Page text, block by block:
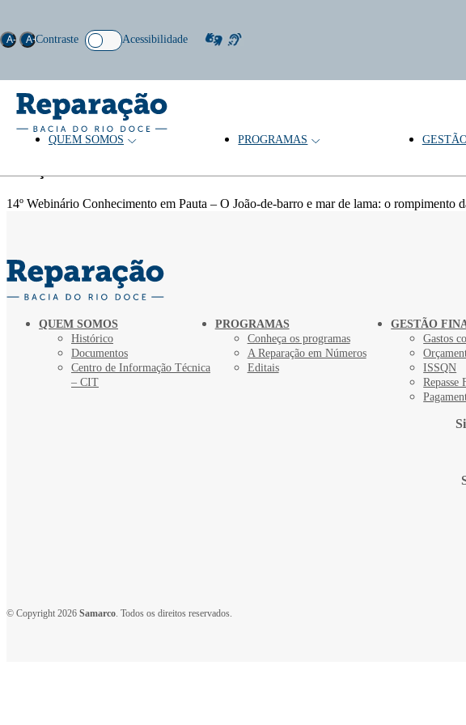
QUEM SOMOS PROGRAMAS
Acessibilidade
A- A+Contraste
14º Webinário Conhecimento em Pauta – O João-de-barro e mar de lama: o
QUEM SOMOS
Histórico
Documentos
Centro de Informação Técnica
– CIT
PROGRAMAS
Conheça os programas
A Reparação em Números
Editais
GESTÃO
Gastos
ISSQN
Repasse
© Copyright 2026 Samarco . Todos os direitos reservados.